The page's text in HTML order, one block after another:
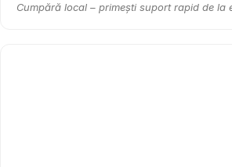
Cumpără local – primești suport rapid de la